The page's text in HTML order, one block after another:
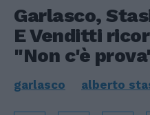
Garlasco,
E Venditti
"Non c'è
garlasco alberto